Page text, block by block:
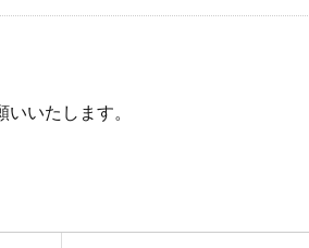
いたします。